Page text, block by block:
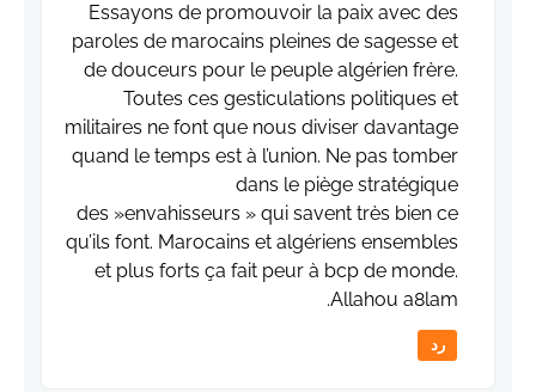
Essayons de promouvoir la paix avec des
paroles de marocains pleines de sagesse et
de douceurs pour le peuple algérien frère.
Toutes ces gesticulations politiques et
militaires ne font que nous diviser davantage
quand le temps est à l’union. Ne pas tomber
dans le piège stratégique
des »envahisseurs » qui savent très bien ce
qu’ils font. Marocains et algériens ensembles
et plus forts ça fait peur à bcp de monde.
Allahou a8lam.
رد